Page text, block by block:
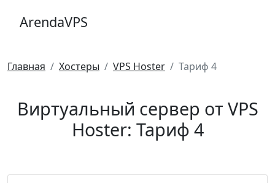
ArendaVPS
Главная Хостеры VPS Hoster Тариф 4
Виртуальный сервер от VPS
Hoster: Тариф 4